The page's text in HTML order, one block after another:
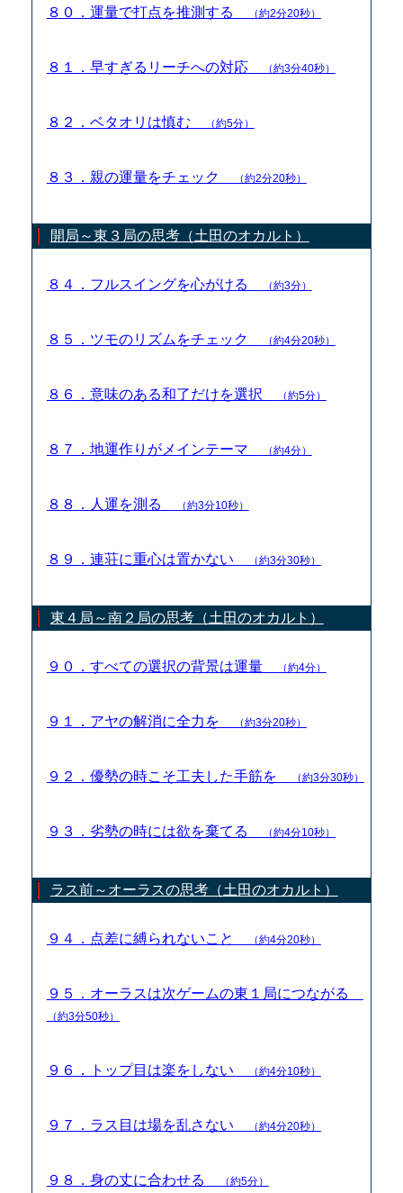
８０．運量で打点を推測する （約2分20秒）
８１．早すぎるリーチへの対応 （約3分40秒）
８２．ベタオリは慎む （約5分）
８３．親の運量をチェック （約2分20秒）
開局～東３局の思考（土田のオカルト）
８４．フルスイングを心がける （約3分）
８５．ツモのリズムをチェック （約4分20秒）
８６．意味のある和了だけを選択 （約5分）
８７．地運作りがメインテーマ （約4分）
８８．人運を測る （約3分10秒）
８９．連荘に重心は置かない （約3分30秒）
東４局～南２局の思考（土田のオカルト）
９０．すべての選択の背景は運量 （約4分）
９１．アヤの解消に全力を （約3分20秒）
９２．優勢の時こそ工夫した手筋を （約3分30秒）
９３．劣勢の時には欲を棄てる （約4分10秒）
ラス前～オーラスの思考（土田のオカルト）
９４．点差に縛られないこと （約4分20秒）
９５．オーラスは次ゲームの東１局につながる
（約3分50秒）
９６．トップ目は楽をしない （約4分10秒）
９７．ラス目は場を乱さない （約4分20秒）
９８．身の丈に合わせる （約5分）